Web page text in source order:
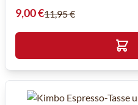
Sonderpreis
9,00 €11,95 €